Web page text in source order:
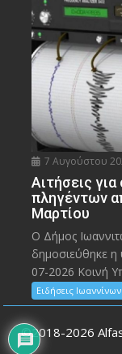
7 Αυγούστου
Αιτήσεις
πληγέντων
Μαρτίου
Ο Δήμος
δημοσιεύθηκε
07-2026 Κοινή
Ειδήσεις Ιωαννίνων
©2018-2026